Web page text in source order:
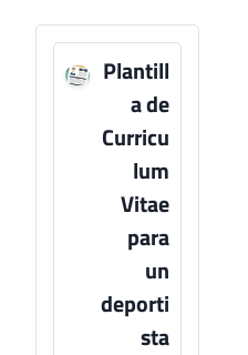
Plantill
a de
Curricu
lum
Vitae
para
un
deporti
sta